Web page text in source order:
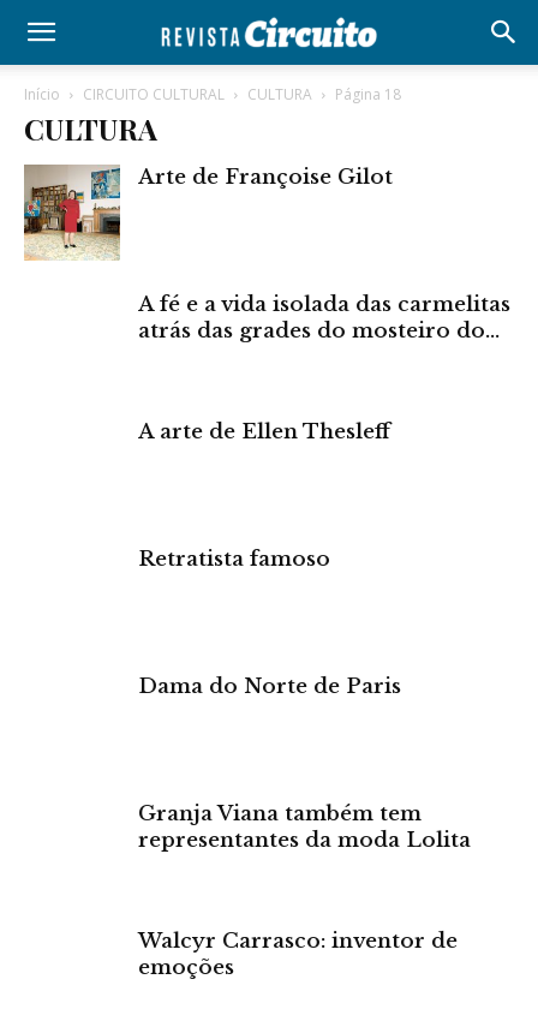
Início CIRCUITO CULTURAL CULTURA Página 18
CULTURA
Arte de Françoise Gilot
A fé e a vida isolada das carmelitas
atrás das grades do mosteiro do...
A arte de Ellen Thesleff
Retratista famoso
Dama do Norte de Paris
Granja Viana também tem
representantes da moda Lolita
Walcyr Carrasco: inventor de
emoções